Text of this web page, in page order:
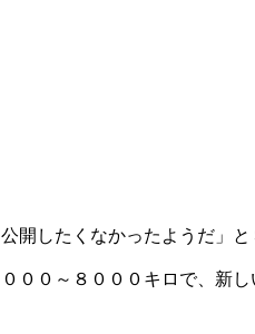
したくなかったようだ」と
００～８０００キロで、新